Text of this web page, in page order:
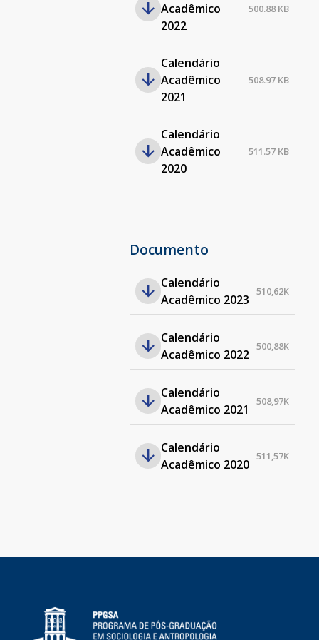
Acadêmico
2022
500.88 KB
Calendário
Acadêmico
2021
508.97 KB
Calendário
Acadêmico
2020
511.57 KB
Documento
Calendário
Acadêmico 2023
510,62K
Calendário
Acadêmico 2022
500,88K
Calendário
Acadêmico 2021
508,97K
Calendário
Acadêmico 2020
511,57K